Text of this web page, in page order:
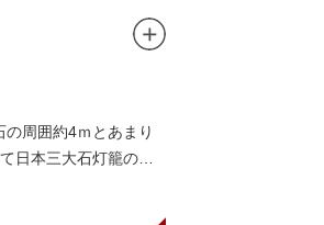
周囲約4ｍとあまり
日本三大石灯籠のひ